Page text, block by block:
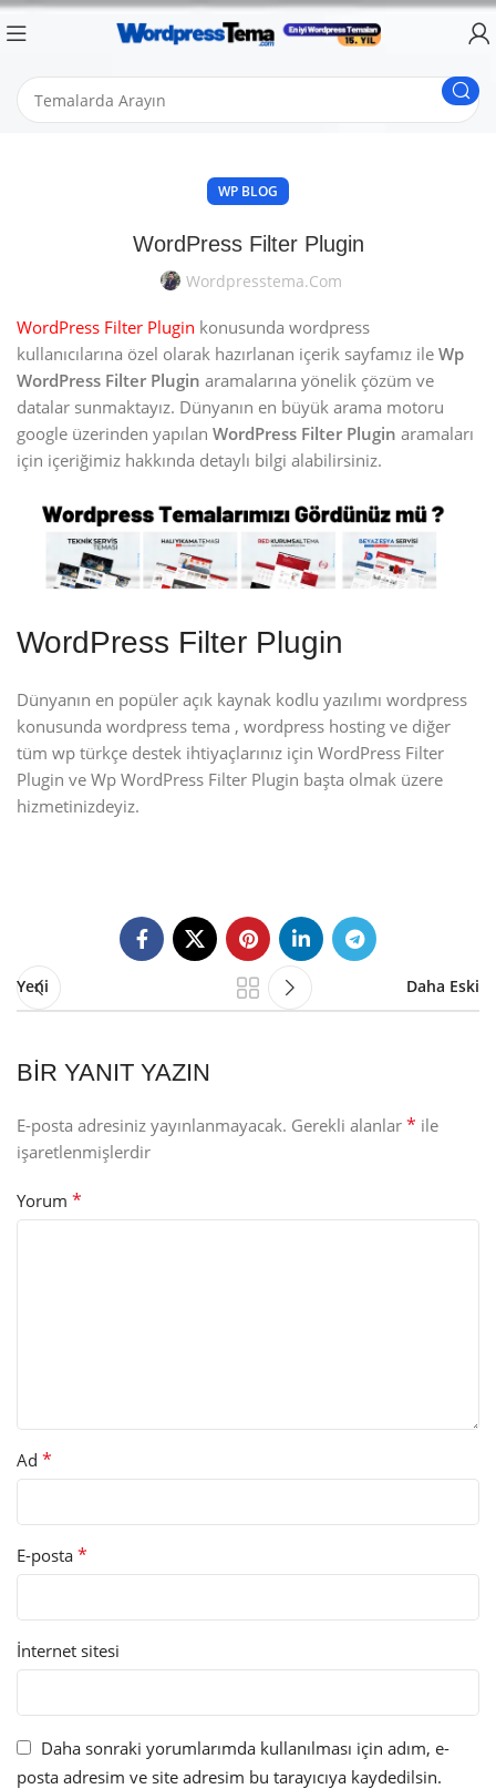
WP BLOG
WordPress Filter Plugin
Wordpresstema.com
WordPress Filter Plugin konusunda wordpress
kullanıcılarına özel olarak hazırlanan içerik sayfamız ile Wp
WordPress Filter Plugin aramalarına yönelik çözüm ve
datalar sunmaktayız. Dünyanın en büyük arama motoru
google üzerinden yapılan WordPress Filter Plugin aramaları
için içeriğimiz hakkında detaylı bilgi alabilirsiniz.
WordPress Filter Plugin
Dünyanın en popüler açık kaynak kodlu yazılımı wordpress
konusunda wordpress tema , wordpress hosting ve diğer
tüm wp türkçe destek ihtiyaçlarınız için WordPress Filter
Plugin ve Wp WordPress Filter Plugin başta olmak üzere
hizmetinizdeyiz.
Yeni Daha Eski
BIR YANIT YAZIN
E-posta adresiniz yayınlanmayacak. Gerekli alanlar * ile
işaretlenmişlerdir
Yorum *
Ad *
E-posta *
İnternet sitesi
Daha sonraki yorumlarımda kullanılması için adım, e-
posta adresim ve site adresim bu tarayıcıya kaydedilsin.